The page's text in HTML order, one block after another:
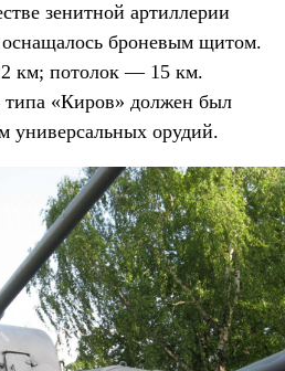
зенитной артиллерии
оснащалось броневым щитом.
км; потолок — 15 км.
«Киров» должен был
универсальных орудий.